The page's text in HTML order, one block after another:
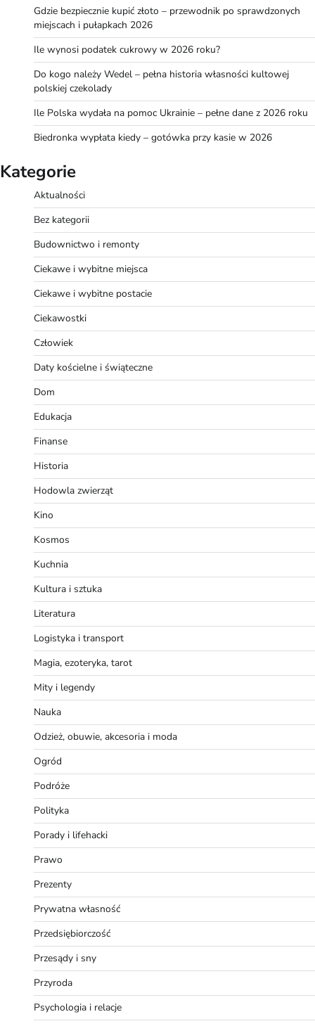
Gdzie bezpiecznie kupić złoto – przewodnik po sprawdzonych
miejscach i pułapkach 2026
Ile wynosi podatek cukrowy w 2026 roku?
Do kogo należy Wedel – pełna historia własności kultowej
polskiej czekolady
Ile Polska wydała na pomoc Ukrainie – pełne dane z 2026 roku
Biedronka wypłata kiedy – gotówka przy kasie w 2026
Kategorie
Aktualności
Bez kategorii
Budownictwo i remonty
Ciekawe i wybitne miejsca
Ciekawe i wybitne postacie
Ciekawostki
Człowiek
Daty kościelne i świąteczne
Dom
Edukacja
Finanse
Historia
Hodowla zwierząt
Kino
Kosmos
Kuchnia
Kultura i sztuka
Literatura
Logistyka i transport
Magia, ezoteryka, tarot
Mity i legendy
Nauka
Odzież, obuwie, akcesoria i moda
Ogród
Podróże
Polityka
Porady i lifehacki
Prawo
Prezenty
Prywatna własność
Przedsiębiorczość
Przesądy i sny
Przyroda
Psychologia i relacje